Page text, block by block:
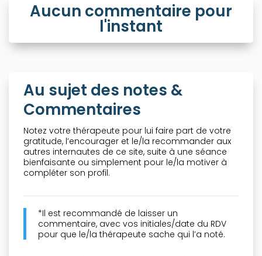
Aucun commentaire pour
l'instant
Au sujet des notes &
Commentaires
Notez votre thérapeute pour lui faire part de votre
gratitude, l’encourager et le/la recommander aux
autres internautes de ce site, suite à une séance
bienfaisante ou simplement pour le/la motiver à
compléter son profil.
*Il est recommandé de laisser un
commentaire, avec vos initiales/date du RDV
pour que le/la thérapeute sache qui l’a noté.